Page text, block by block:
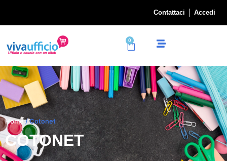
Contattaci Accedi
0
Home/ Cotonet
COTONET